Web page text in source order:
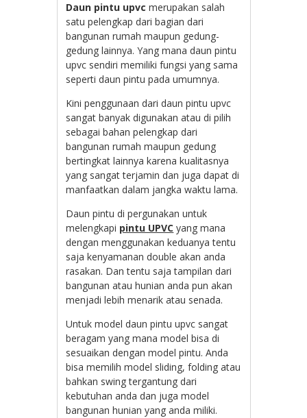
Daun pintu upvc merupakan salah
satu pelengkap dari bagian dari
bangunan rumah maupun gedung-
gedung lainnya. Yang mana daun pintu
upvc sendiri memiliki fungsi yang sama
seperti daun pintu pada umumnya.
Kini penggunaan dari daun pintu upvc
sangat banyak digunakan atau di pilih
sebagai bahan pelengkap dari
bangunan rumah maupun gedung
bertingkat lainnya karena kualitasnya
yang sangat terjamin dan juga dapat di
manfaatkan dalam jangka waktu lama.
Daun pintu di pergunakan untuk
melengkapi pintu UPVC yang mana
dengan menggunakan keduanya tentu
saja kenyamanan double akan anda
rasakan. Dan tentu saja tampilan dari
bangunan atau hunian anda pun akan
menjadi lebih menarik atau senada.
Untuk model daun pintu upvc sangat
beragam yang mana model bisa di
sesuaikan dengan model pintu. Anda
bisa memilih model sliding, folding atau
bahkan swing tergantung dari
kebutuhan anda dan juga model
bangunan hunian yang anda miliki.